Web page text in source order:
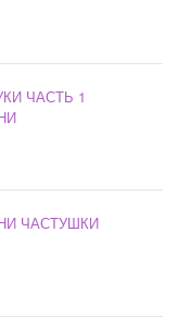
ЧАСТЬ 1
ЧАСТУШКИ